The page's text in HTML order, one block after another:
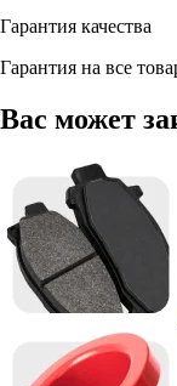
Гарантия качества
Гарантия на все
Вас может